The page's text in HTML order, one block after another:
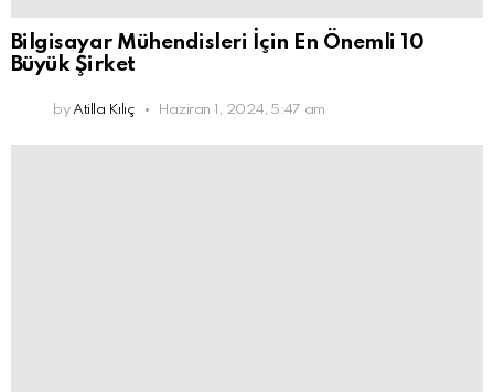
Bilgisayar Mühendisleri İçin En Önemli 10
Büyük Şirket
by Atilla Kılıç Haziran 1, 2024, 5:47 am